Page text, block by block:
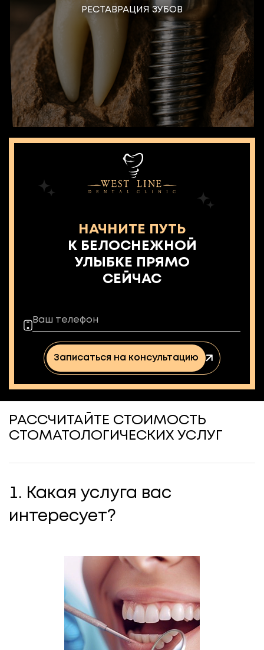
РЕСТАВРАЦИЯ ЗУБОВ
НАЧНИТЕ ПУТЬ
К БЕЛОСНЕЖНОЙ
УЛЫБКЕ ПРЯМО
СЕЙЧАС
Записаться на консультацию
РАССЧИТАЙТЕ СТОИМОСТЬ
СТОМАТОЛОГИЧЕСКИХ УСЛУГ
1. Какая услуга вас
интересует?
Как удобнее получить расчёт?